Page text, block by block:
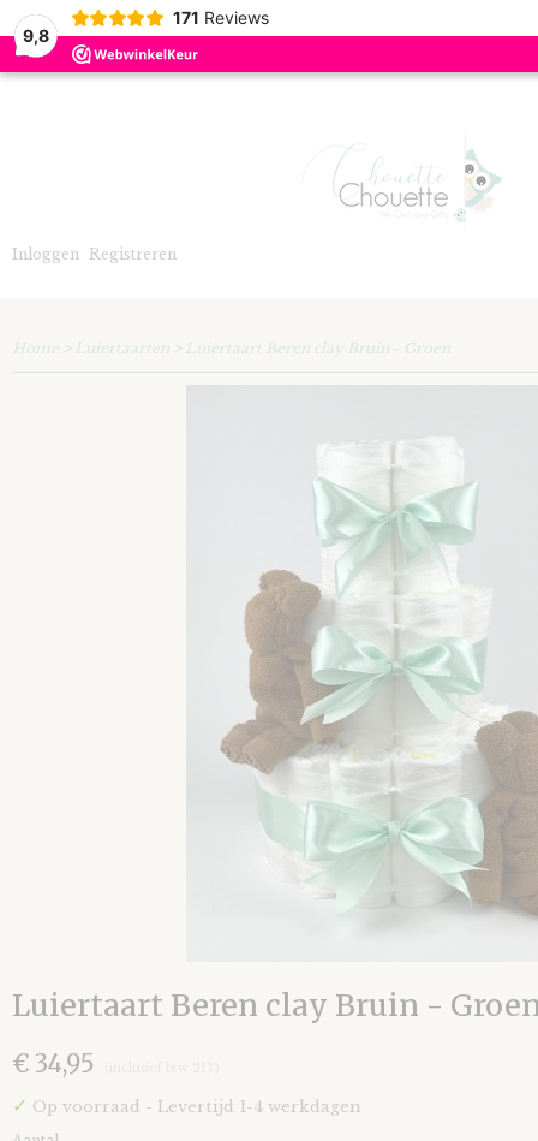
9,8
171 Reviews
Inloggen Registreren
Home > Luiertaarten > Luiertaart Beren clay Bruin - Groen
Luiertaart Beren clay Bruin -
€ 34,95
✓ Op voorraad - Levertijd 1-4 werkdagen